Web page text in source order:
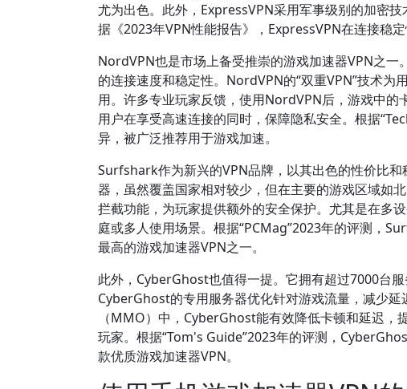
尤为出色。此外，ExpressVPN采用军事级别的加密
据《2023年VPN性能报告》，ExpressVPN在连接稳
NordVPN也是市场上备受推崇的游戏加速器VPN之
的连接速度和稳定性。NordVPN的“双重VPN”技术
用。许多专业玩家反馈，使用NordVPN后，游戏中
用户在享受高速连接的同时，保障隐私安全。根据
异，被广泛推荐用于游戏加速。
Surfshark作为新兴的VPN品牌，以其出色的性价比
器，虽然覆盖国家相对较少，但在主要的游戏区域如
拦截功能，为玩家提供额外的安全保护。尤其是在多
庭或多人使用场景。根据“PCMag”2023年的评测，
最高的游戏加速器VPN之一。
此外，CyberGhost也值得一提。它拥有超过7000台
CyberGhost的专用服务器优化针对游戏流量，减少
（MMO）中，CyberGhost能有效降低卡顿和延迟
玩家。根据“Tom's Guide”2023年的评测，
款优质游戏加速器VPN。